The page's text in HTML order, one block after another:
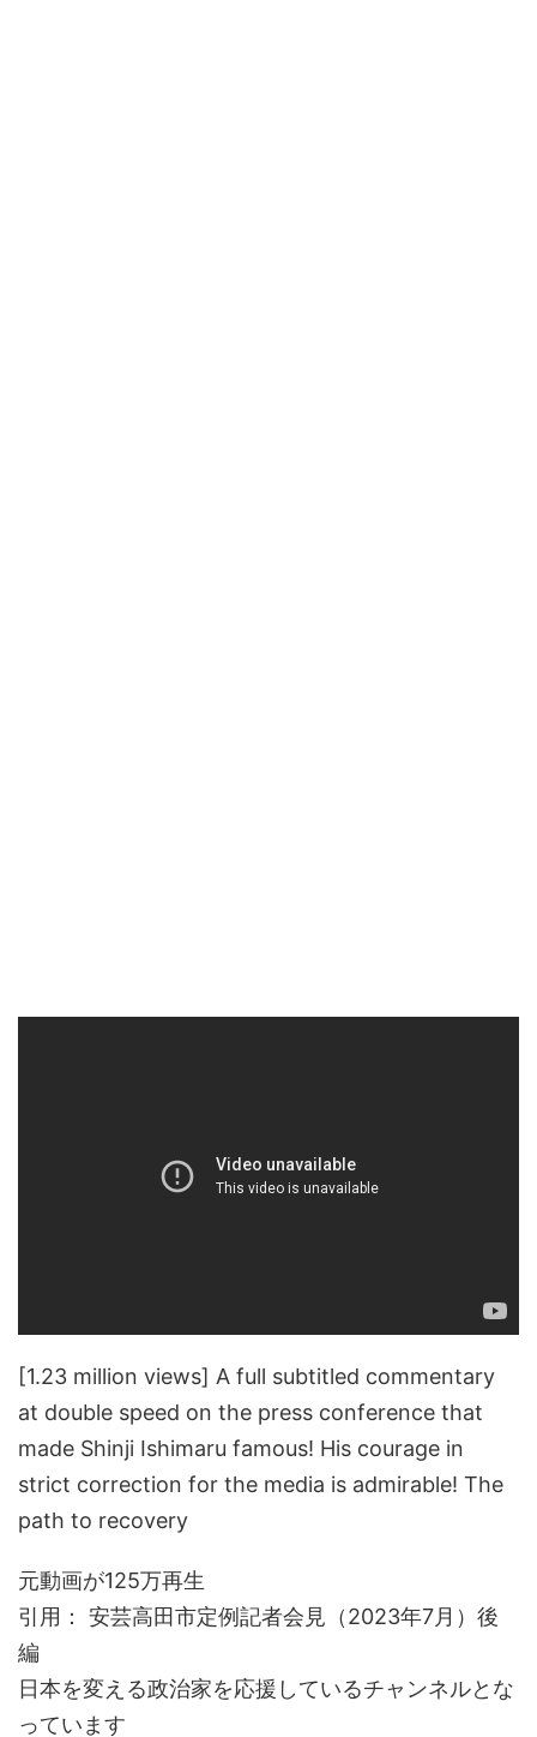
[1.23 million views] A full subtitled commentary
at double speed on the press conference that
made Shinji Ishimaru famous! His courage in
strict correction for the media is admirable! The
path to recovery
元動画が125万再生
引用： 安芸高田市定例記者会見（2023年7月）後
編
日本を変える政治家を応援しているチャンネルとな
っています